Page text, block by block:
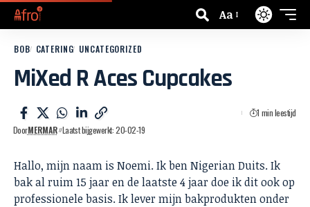
Aa
BOB CATERING UNCATEGORIZED
MiXed R Aces Cupcakes
DoorMERMAR Laatst bijgewerkt: 20-02-19
1 min leestijd
Hallo, mijn naam is Noemi. Ik ben Nigerian Duits. Ik
bak al ruim 15 jaar en de laatste 4 jaar doe ik dit ook op
professionele basis. Ik lever mijn bakprodukten onder